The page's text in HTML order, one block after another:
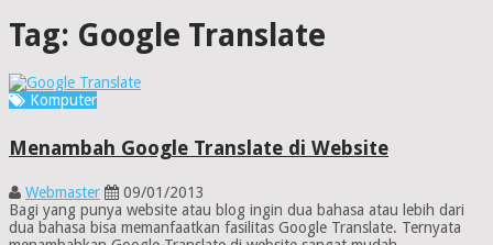
Tag: Google Translate
Komputer
Menambah Google Translate di Website
Webmaster
09/01/2013
Bagi yang punya website atau blog ingin dua bahasa atau lebih dari
dua bahasa bisa memanfaatkan fasilitas Google Translate. Ternyata